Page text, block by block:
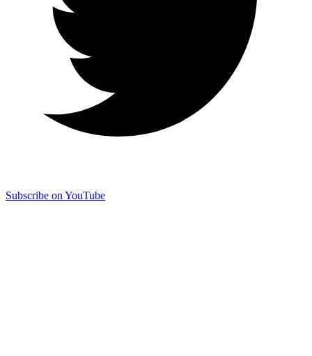
Subscribe on YouTube